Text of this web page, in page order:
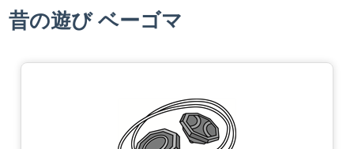
昔の遊び ベーゴマ